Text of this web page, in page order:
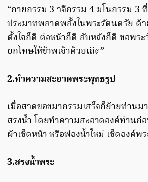
“กายกรรม 3 วจีกรรม 4 มโนกรรม 3
ประมาทพลาดพลั้งในพระรัตนตรัย ด้ว
ตั้งใจก็ดี ต่อหน้าก็ดี ลับหลังก็ดี ขอพระ
ยกโทษให้ข้าพเจ้าด้วยเถิด”
2.ทำความสะอาดพระพุทธรูป
เมื่อสวดขอขมากรรมเสร็จก็ย้ายท่านม
สรงน้ำ โดยทำความสะอาดองค์ท่านก่
ผ้าเช็ดหน้า หรือฟองน้ำใหม่ เช็ดองค์พ
3.สรงน้ำพระ